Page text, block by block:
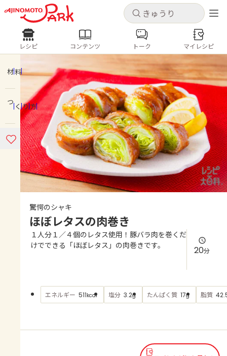
キャンセル
ログインするとレシピを保存できます
ログイン 新規登録
ホーム
コンテンツ
レシピ
トーク
よくあるお問い合わせ
AJINOMOTO PARK とは
キャンセル
レシピ コンテンツ
人気の食材・レシピ
きゅうり なす トマト
とうもろこし
ピーマン
みょうが ゴーヤ
レシピ コンテンツ トーク マイレシピ
材料
つくり方
驚愕のシャキ
ほぼレタスの肉巻き
１人分１／４個のレタス使用！豚バラ肉を巻くだ
けでできる「ほぼレタス」の肉巻きです。
20分
エネルギー 511kcal 塩分 3.2g たんぱく質 17g 脂質